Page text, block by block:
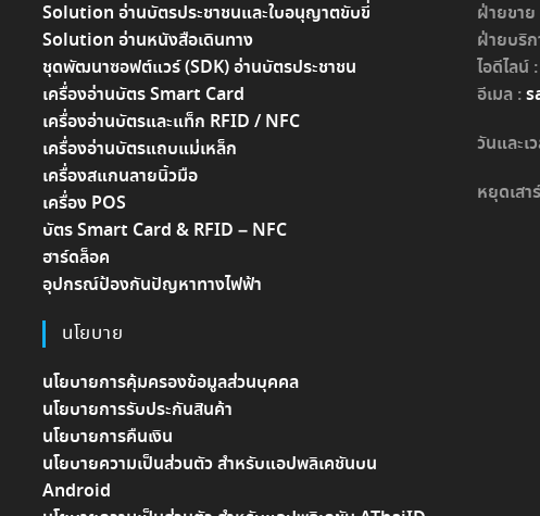
Solution อ่านบัตรประชาชนและใบอนุญาตขับขี่
Solution อ่านหนังสือเดินทาง
ชุดพัฒนาซอฟต์แวร์ (SDK) อ่านบัตรประชาชน
เครื่องอ่านบัตร Smart Card
เครื่องอ่านบัตรและแท็ก RFID / NFC
เครื่องอ่านบัตรแถบแม่เหล็ก
เครื่องสแกนลายนิ้วมือ
เครื่อง POS
บัตร Smart Card & RFID – NFC
ฮาร์ดล็อค
อุปกรณ์ป้องกันปัญหาทางไฟฟ้า
นโยบาย
นโยบายการคุ้มครองข้อมูลส่วนบุคคล
นโยบายการรับประกันสินค้า
นโยบายการคืนเงิน
นโยบายความเป็นส่วนตัว สำหรับแอปพลิเคชันบน
Android
ฝ่ายขา
ฝ่ายบริ
ไอดีไลน์ :
อีเมล :
วันและเ
หยุดเส